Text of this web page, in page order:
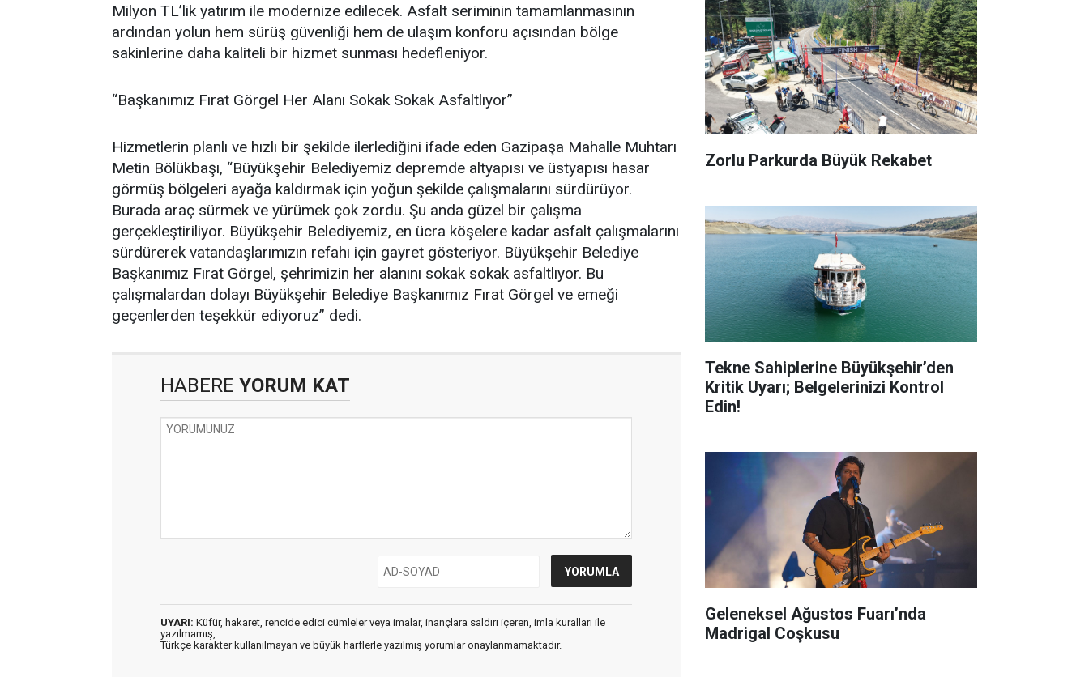
Milyon TL’lik yatırım ile modernize edilecek. Asfalt seriminin tamamlanmasının
ardından yolun hem sürüş güvenliği hem de ulaşım konforu açısından bölge
sakinlerine daha kaliteli bir hizmet sunması hedefleniyor.
“Başkanımız Fırat Görgel Her Alanı Sokak Sokak Asfaltlıyor”
Hizmetlerin planlı ve hızlı bir şekilde ilerlediğini ifade eden Gazipaşa Mahalle Muhtarı
Metin Bölükbaşı, “Büyükşehir Belediyemiz depremde altyapısı ve üstyapısı hasar
görmüş bölgeleri ayağa kaldırmak için yoğun şekilde çalışmalarını sürdürüyor.
Burada araç sürmek ve yürümek çok zordu. Şu anda güzel bir çalışma
gerçekleştiriliyor. Büyükşehir Belediyemiz, en ücra köşelere kadar asfalt çalışmalarını
sürdürerek vatandaşlarımızın refahı için gayret gösteriyor. Büyükşehir Belediye
Başkanımız Fırat Görgel, şehrimizin her alanını sokak sokak asfaltlıyor. Bu
çalışmalardan dolayı Büyükşehir Belediye Başkanımız Fırat Görgel ve emeği
geçenlerden teşekkür ediyoruz” dedi.
HABERE YORUM KAT
UYARI: Küfür, hakaret, rencide edici cümleler veya imalar, inançlara saldırı içeren, imla kuralları ile
yazılmamış,
Türkçe karakter kullanılmayan ve büyük harflerle yazılmış yorumlar onaylanmamaktadır.
Zorlu Parkurda Büyük Rekabet
Tekne Sahiplerine Büyükşehir’den
Kritik Uyarı; Belgelerinizi Kontrol
Edin!
Geleneksel Ağustos Fuarı’nda
Madrigal Coşkusu